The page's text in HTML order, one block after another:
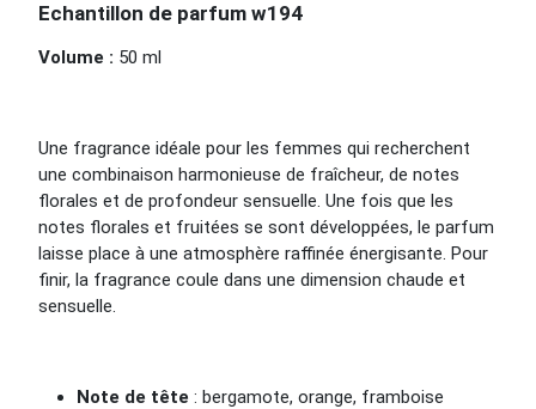
Echantillon de parfum w194
Volume : 50 ml
Une fragrance idéale pour les femmes qui recherchent
une combinaison harmonieuse de fraîcheur, de notes
florales et de profondeur sensuelle. Une fois que les
notes florales et fruitées se sont développées, le parfum
laisse place à une atmosphère raffinée énergisante. Pour
finir, la fragrance coule dans une dimension chaude et
sensuelle.
Note de tête : bergamote, orange, framboise